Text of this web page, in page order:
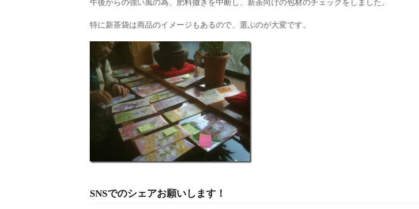
午後からの強い風の為、肥料撒きを中断し、新茶向けの包材のチェックをしました。
特に新茶袋は商品のイメージもあるので、選ぶのが大変です。
SNSでのシェアお願いします！